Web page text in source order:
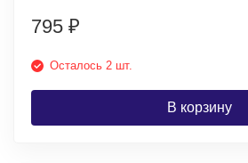
795 ₽
Осталось 2 шт.
В корзину